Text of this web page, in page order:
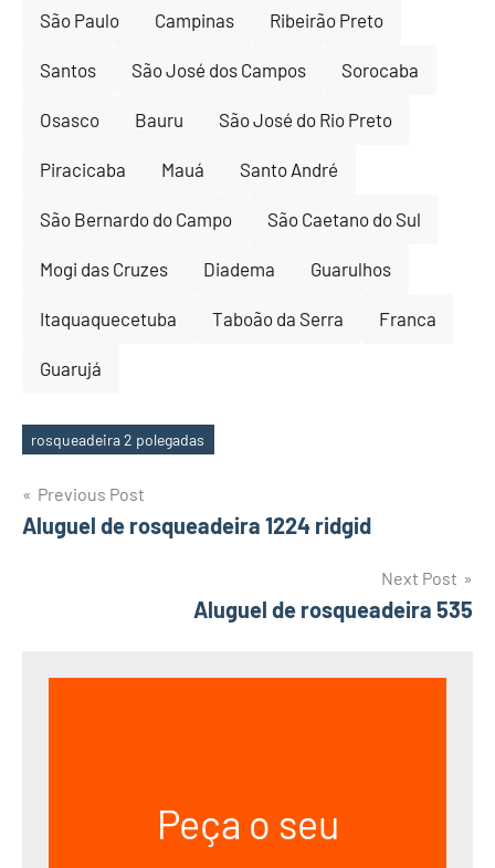
São Paulo Campinas Ribeirão Preto
Santos São José dos Campos Sorocaba
Osasco Bauru São José do Rio Preto
Piracicaba Mauá Santo André
São Bernardo do Campo São Caetano do Sul
Mogi das Cruzes Diadema Guarulhos
Itaquaquecetuba Taboão da Serra Franca
Guarujá
Tags
rosqueadeira 2 polegadas
Post
navigation
Previous Post
Aluguel de rosqueadeira 1224 ridgid
Next Post
Aluguel de rosqueadeira 535
Peça o seu